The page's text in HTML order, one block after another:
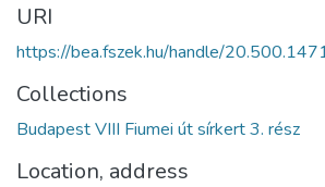
URI
https://bea.fszek.hu/handle/
Collections
Budapest VIII Fiumei út sírkert 3. rész
Location, address